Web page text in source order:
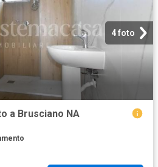
4 foto
a Brusciano NA